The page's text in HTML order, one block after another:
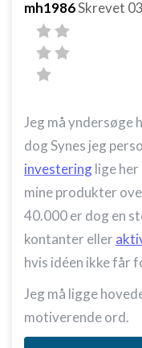
mh1986Skrevet
Jeg må yndersøge
dog Synes jeg
investeringlige
mine produkter
40.000 er dog en
kontanter eller
hvis idéen ikke får
Jeg må ligge
motiverende ord.